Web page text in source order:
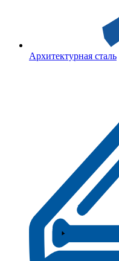
Архитектурная сталь